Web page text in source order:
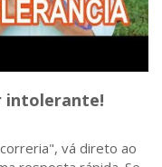
intolerante!
vá direto ao